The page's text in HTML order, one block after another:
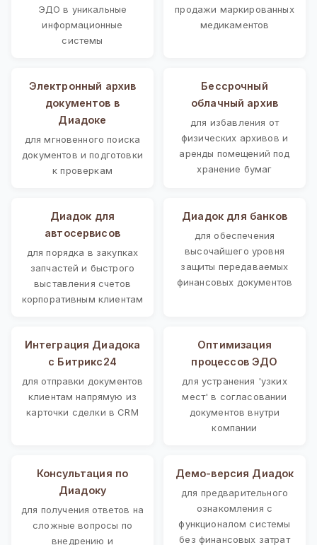
ЭДО в уникальные
информационные
системы
продажи маркированных
медикаментов
Электронный архив
документов в
Диадоке
для мгновенного поиска
документов и подготовки
к проверкам
Бессрочный
облачный архив
для избавления от
физических архивов и
аренды помещений под
хранение бумаг
Диадок для
автосервисов
для порядка в закупках
запчастей и быстрого
выставления счетов
корпоративным клиентам
Диадок для банков
для обеспечения
высочайшего уровня
защиты передаваемых
финансовых документов
Интеграция Диадока
с Битрикс24
для отправки документов
клиентам напрямую из
карточки сделки в CRM
Оптимизация
процессов ЭДО
для устранения 'узких
мест' в согласовании
документов внутри
компании
Консультация по
Диадоку
для получения ответов на
сложные вопросы по
внедрению и
Демо-версия Диадок
для предварительного
ознакомления с
функционалом системы
без финансовых затрат